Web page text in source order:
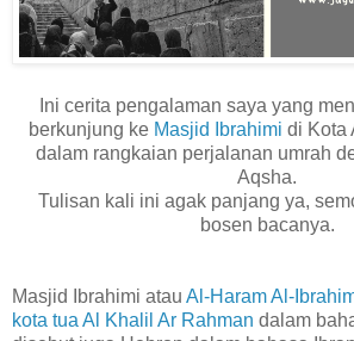
Ini cerita pengalaman saya yang
berkunjung ke Masjid Ibrahimi di Kota
dalam rangkaian perjalanan umrah
Aqsha.
Tulisan kali ini agak panjang ya,
bosen bacanya.
Masjid Ibrahimi atau Al-Haram Al-
kota tua Al Khalil Ar Rahman dalam